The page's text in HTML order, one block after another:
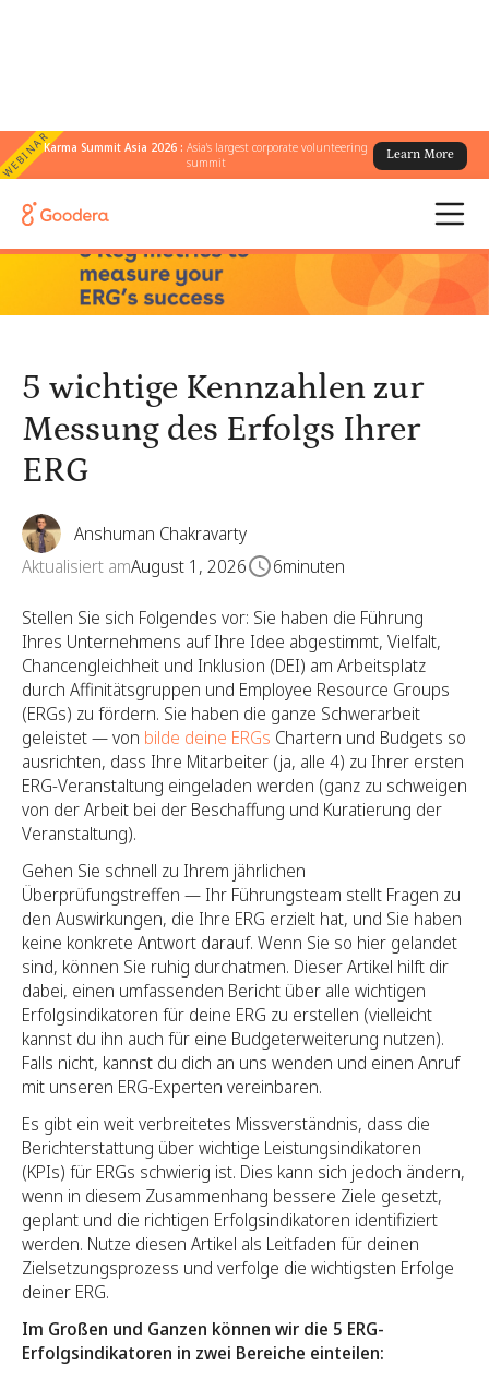
WEBINARKarma Summit Asia 2026 :Asia's largest corporate volunteering
summit
Learn More
← Alle Blogs
5 wichtige Kennzahlen zur
Messung des Erfolgs Ihrer
ERG
Anshuman Chakravarty
Aktualisiert amAugust 1, 2026 6minuten
Stellen Sie sich Folgendes vor: Sie haben die Führung
Ihres Unternehmens auf Ihre Idee abgestimmt, Vielfalt,
Chancengleichheit und Inklusion (DEI) am Arbeitsplatz
durch Affinitätsgruppen und Employee Resource Groups
(ERGs) zu fördern. Sie haben die ganze Schwerarbeit
geleistet — von bilde deine ERGs Chartern und Budgets so
ausrichten, dass Ihre Mitarbeiter (ja, alle 4) zu Ihrer ersten
ERG-Veranstaltung eingeladen werden (ganz zu schweigen
von der Arbeit bei der Beschaffung und Kuratierung der
Veranstaltung).
Gehen Sie schnell zu Ihrem jährlichen
Überprüfungstreffen — Ihr Führungsteam stellt Fragen zu
den Auswirkungen, die Ihre ERG erzielt hat, und Sie haben
keine konkrete Antwort darauf. Wenn Sie so hier gelandet
sind, können Sie ruhig durchatmen. Dieser Artikel hilft dir
dabei, einen umfassenden Bericht über alle wichtigen
Erfolgsindikatoren für deine ERG zu erstellen (vielleicht
kannst du ihn auch für eine Budgeterweiterung nutzen).
Falls nicht, kannst du dich an uns wenden und einen Anruf
mit unseren ERG-Experten vereinbaren.
Es gibt ein weit verbreitetes Missverständnis, dass die
Berichterstattung über wichtige Leistungsindikatoren
(KPIs) für ERGs schwierig ist. Dies kann sich jedoch ändern,
wenn in diesem Zusammenhang bessere Ziele gesetzt,
geplant und die richtigen Erfolgsindikatoren identifiziert
werden. Nutze diesen Artikel als Leitfaden für deinen
Zielsetzungsprozess und verfolge die wichtigsten Erfolge
deiner ERG.
Im Großen und Ganzen können wir die 5 ERG-
Erfolgsindikatoren in zwei Bereiche einteilen: